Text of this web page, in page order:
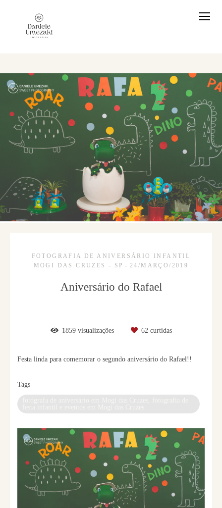
FOTOGRAFIA DE ANIVERSÁRIO INFANTIL
MOGI DAS CRUZES - SP
24/MARÇO/2019
Aniversário do Rafael
1859visualizações 62curtidas
Festa linda para comemorar o segundo aniversário do Rafael!!
Tags